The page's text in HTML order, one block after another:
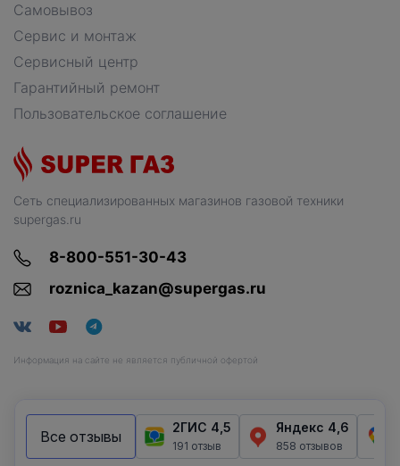
Сеть специализированных магазинов газовой техники
supergas.ru
8-800-551-30-43
roznica_kazan@supergas.ru
Информация на сайте не является публичной офертой
Самовывоз
Сервис и монтаж
Сервисный центр
Гарантийный ремонт
Пользовательское соглашение